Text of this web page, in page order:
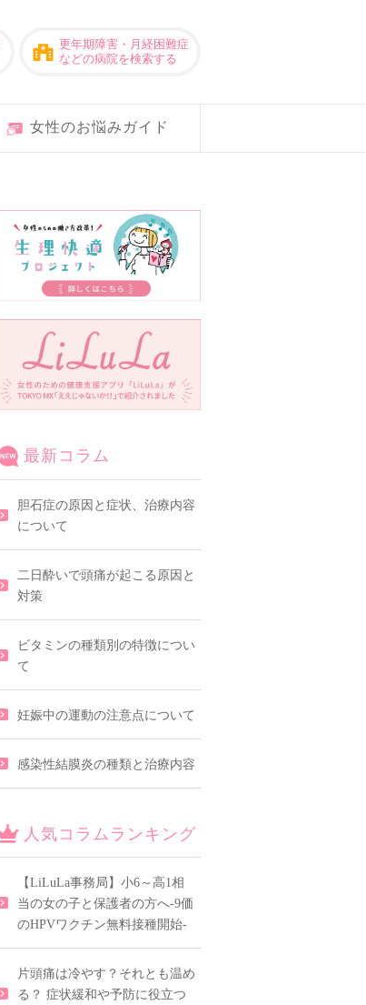
更年期障害・月経困難症
などの病院を検索する
女性のお悩みガイド
最新コラム
胆石症の原因と症状、治療内容
について
二日酔いで頭痛が起こる原因と
対策
ビタミンの種類別の特徴につい
て
妊娠中の運動の注意点について
感染性結膜炎の種類と治療内容
人気コラムランキング
【LiLuLa事務局】小6～高1相
当の女の子と保護者の方へ-9価
のHPVワクチン無料接種開始-
片頭痛は冷やす？それとも温め
る？ 症状緩和や予防に役立つ